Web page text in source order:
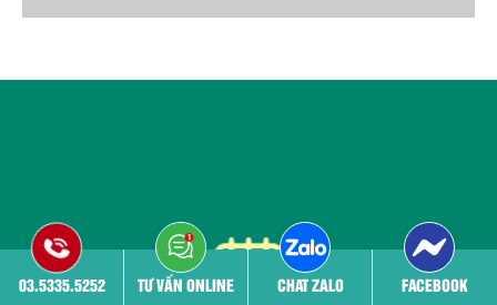
03.5335.5252 TƯ VẤN ONLINE CHAT ZALO FACEBOOK